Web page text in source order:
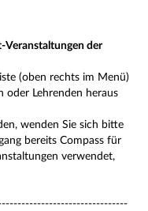
der
(oben rechts im Menü)
oder Lehrenden heraus
wenden Sie sich bitte
bereits Compass für
verwendet,